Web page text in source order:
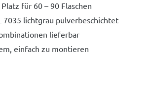
für 60 – 90 Flaschen
7035 lichtgrau pulverbeschichtet
lieferbar
einfach zu montieren